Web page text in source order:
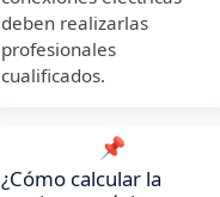
deben realizarlas
profesionales
cualificados.
📌
¿Cómo calcular la